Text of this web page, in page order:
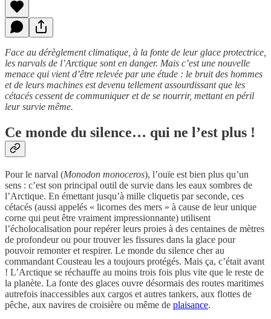
Face au dérèglement climatique, à la fonte de leur glace protectrice,
les narvals de l’Arctique sont en danger. Mais c’est une nouvelle
menace qui vient d’être relevée par une étude : le bruit des hommes
et de leurs machines est devenu tellement assourdissant que les
cétacés cessent de communiquer et de se nourrir, mettant en péril
leur survie même.
Ce monde du silence… qui ne l’est plus !
Pour le narval (Monodon monoceros), l’ouïe est bien plus qu’un
sens : c’est son principal outil de survie dans les eaux sombres de
l’Arctique. En émettant jusqu’à mille cliquetis par seconde, ces
cétacés (aussi appelés « licornes des mers » à cause de leur unique
corne qui peut être vraiment impressionnante) utilisent
l’écholocalisation pour repérer leurs proies à des centaines de mètres
de profondeur ou pour trouver les fissures dans la glace pour
pouvoir remonter et respirer. Le monde du silence cher au
commandant Cousteau les a toujours protégés. Mais ça, c’était avant
! L’Arctique se réchauffe au moins trois fois plus vite que le reste de
la planète. La fonte des glaces ouvre désormais des routes maritimes
autrefois inaccessibles aux cargos et autres tankers, aux flottes de
pêche, aux navires de croisière ou même de plaisance.